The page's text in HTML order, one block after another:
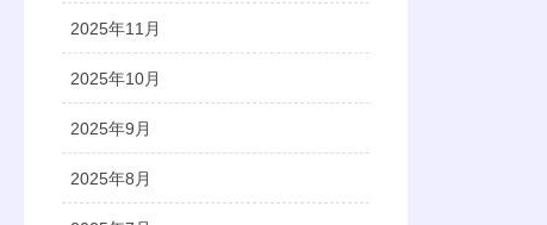
2025年11月
2025年10月
2025年9月
2025年8月